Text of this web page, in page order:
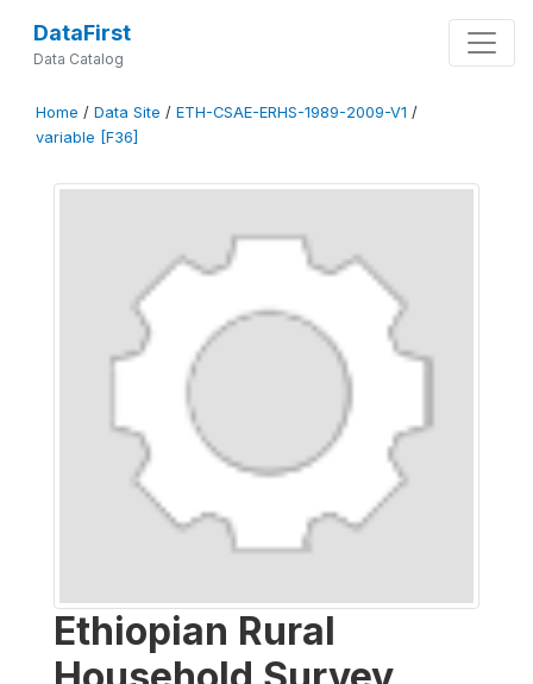
DataFirst
Data Catalog
Home / Data Site / ETH-CSAE-ERHS-1989-2009-V1 /
variable [F36]
Ethiopian Rural